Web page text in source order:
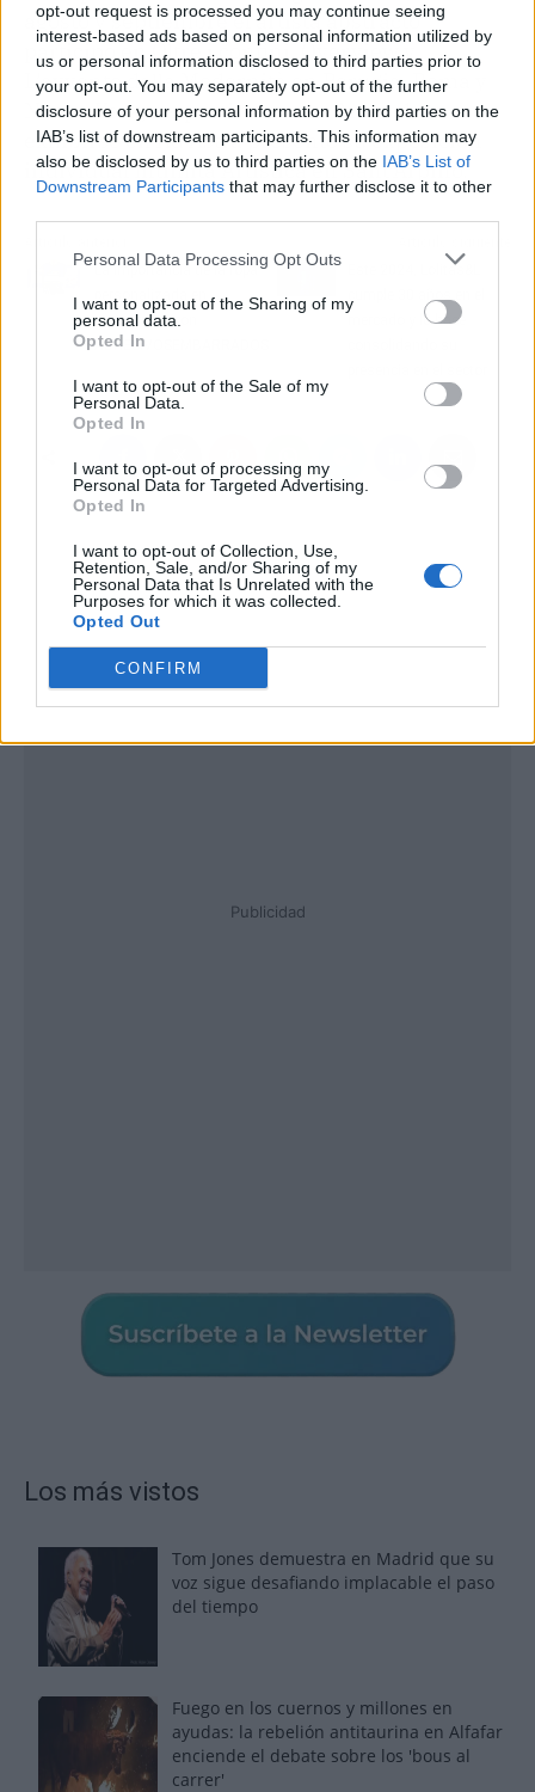
opt-out request is processed you may continue seeing
interest-based ads based on personal information utilized by
us or personal information disclosed to third parties prior to
your opt-out. You may separately opt-out of the further
disclosure of your personal information by third parties on the
IAB’s list of downstream participants. This information may
also be disclosed by us to third parties on the IAB’s List of
Downstream Participants that may further disclose it to other
Personal Data Processing Opt Outs
I want to opt-out of the Sharing of my
personal data.
Opted In
I want to opt-out of the Sale of my
Personal Data.
Opted In
I want to opt-out of processing my
Personal Data for Targeted Advertising.
Opted In
I want to opt-out of Collection, Use,
Retention, Sale, and/or Sharing of my
Personal Data that Is Unrelated with the
Purposes for which it was collected.
Opted Out
CONFIRM
agosto y septiembre el artista abstracto
participó en Oltre i confini, Overview y
L’avvento della Modernità en Perugia, Roma y
Nueva York, respectivamente. Antes de
exhibirse en Ad Astra presentó su exposición
individual Intimità Artística en Sant’Arpino.
La importancia de la ropa
personalizada en
motocross, con
ADHESIVOSEMBARRADOS
Este 2024, Lolitas&L
mercado y lo hace
Publicidad
Los más vistos
Tom Jones demuestra en Madrid que su
voz sigue desafiando implacable el paso
del tiempo
Fuego en los cuernos y millones en
ayudas: la rebelión antitaurina en Alfafar
enciende el debate sobre los 'bous al
carrer'